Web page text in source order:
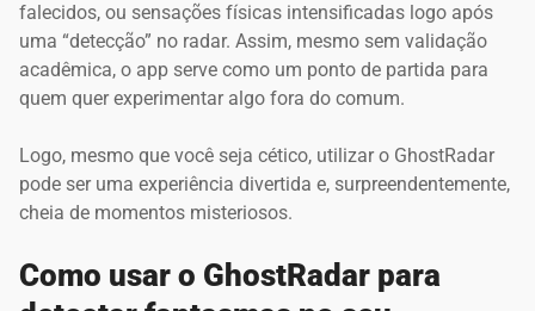
falecidos, ou sensações físicas intensificadas logo após
uma “detecção” no radar. Assim, mesmo sem validação
acadêmica, o app serve como um ponto de partida para
quem quer experimentar algo fora do comum.
Logo, mesmo que você seja cético, utilizar o GhostRadar
pode ser uma experiência divertida e, surpreendentemente,
cheia de momentos misteriosos.
Como usar o GhostRadar para